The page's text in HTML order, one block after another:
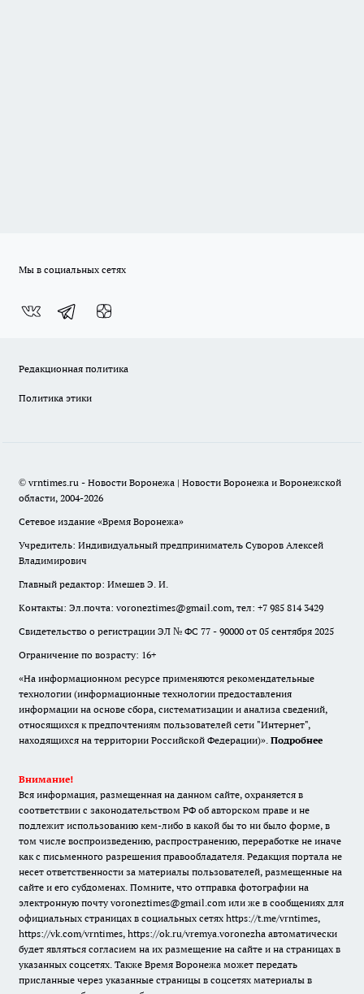
Мы в социальных сетях
Редакционная политика
Политика этики
© vrntimes.ru - Новости Воронежа | Новости Воронежа и Воронежской
области, 2004-2026
Сетевое издание «Время Воронежа»
Учредитель: Индивидуальный предприниматель Суворов Алексей
Владимирович
Главный редактор: Имешев Э. И.
Контакты: Эл.почта: voroneztimes@gmail.com, тел: +7 985 814 3429
Свидетельство о регистрации ЭЛ № ФС 77 - 90000 от 05 сентября 2025
Ограничение по возрасту: 16+
«На информационном ресурсе применяются рекомендательные
технологии (информационные технологии предоставления
информации на основе сбора, систематизации и анализа сведений,
относящихся к предпочтениям пользователей сети "Интернет",
находящихся на территории Российской Федерации)». Подробнее
Внимание!
Вся информация, размещенная на данном сайте, охраняется в
соответствии с законодательством РФ об авторском праве и не
подлежит использованию кем-либо в какой бы то ни было форме, в
том числе воспроизведению, распространению, переработке не иначе
как с письменного разрешения правообладателя. Редакция портала не
несет ответственности за материалы пользователей, размещенные на
сайте и его субдоменах. Помните, что отправка фотографии на
электронную почту voroneztimes@gmail.com или же в сообщениях для
официальных страницах в социальных сетях https://t.me/vrntimes,
https://vk.com/vrntimes, https://ok.ru/vremya.voronezha автоматически
будет являться согласием на их размещение на сайте и на страницах в
указанных соцсетях. Также Время Воронежа может передать
присланные через указанные страницы в соцсетях материалы в